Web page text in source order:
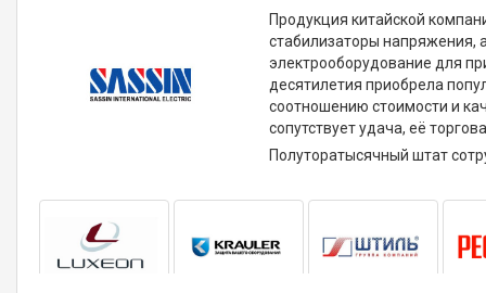
Продукция китайской
стабилизаторы напряжения,
электрооборудование для
десятилетия приобрела
соотношению стоимости и
сопутствует удача, её
Полуторатысячный штат